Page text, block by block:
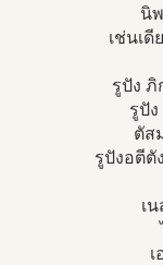
นิ
เช่นเ
รูปัง
รูปัง
ตัส
รูปังอตีตั
เ